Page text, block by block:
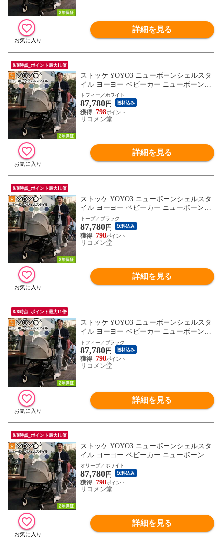
詳細を見る
8/8時点_ポイント最大11倍
ストッケ YOYO3 ニューボーンシェルスタ
イル ヨーヨー ベビーカー ニューボーンシ
ェル フレーム セット STOKKE カラーパッ
ク 新生児 ベビーカー コンパクト ストロー
ラー 【正規販売店】 2年保証【送料無料】
トフィー／ホワイト
87,780円 送料込み
798
リコメン堂
詳細を見る
8/8時点_ポイント最大11倍
ストッケ YOYO3 ニューボーンシェルスタ
イル ヨーヨー ベビーカー ニューボーンシ
ェル フレーム セット STOKKE カラーパッ
ク 新生児 ベビーカー コンパクト ストロー
ラー 【正規販売店】 2年保証【送料無料】
トープ／ブラック
87,780円 送料込み
798
リコメン堂
詳細を見る
8/8時点_ポイント最大11倍
ストッケ YOYO3 ニューボーンシェルスタ
イル ヨーヨー ベビーカー ニューボーンシ
ェル フレーム セット STOKKE カラーパッ
ク 新生児 ベビーカー コンパクト ストロー
ラー 【正規販売店】 2年保証【送料無料】
トフィー／ブラック
87,780円 送料込み
798
リコメン堂
詳細を見る
8/8時点_ポイント最大11倍
ストッケ YOYO3 ニューボーンシェルスタ
イル ヨーヨー ベビーカー ニューボーンシ
ェル フレーム セット STOKKE カラーパッ
ク 新生児 ベビーカー コンパクト ストロー
ラー 【正規販売店】 2年保証【送料無料】
オリーブ／ホワイト
87,780円 送料込み
798
リコメン堂
詳細を見る